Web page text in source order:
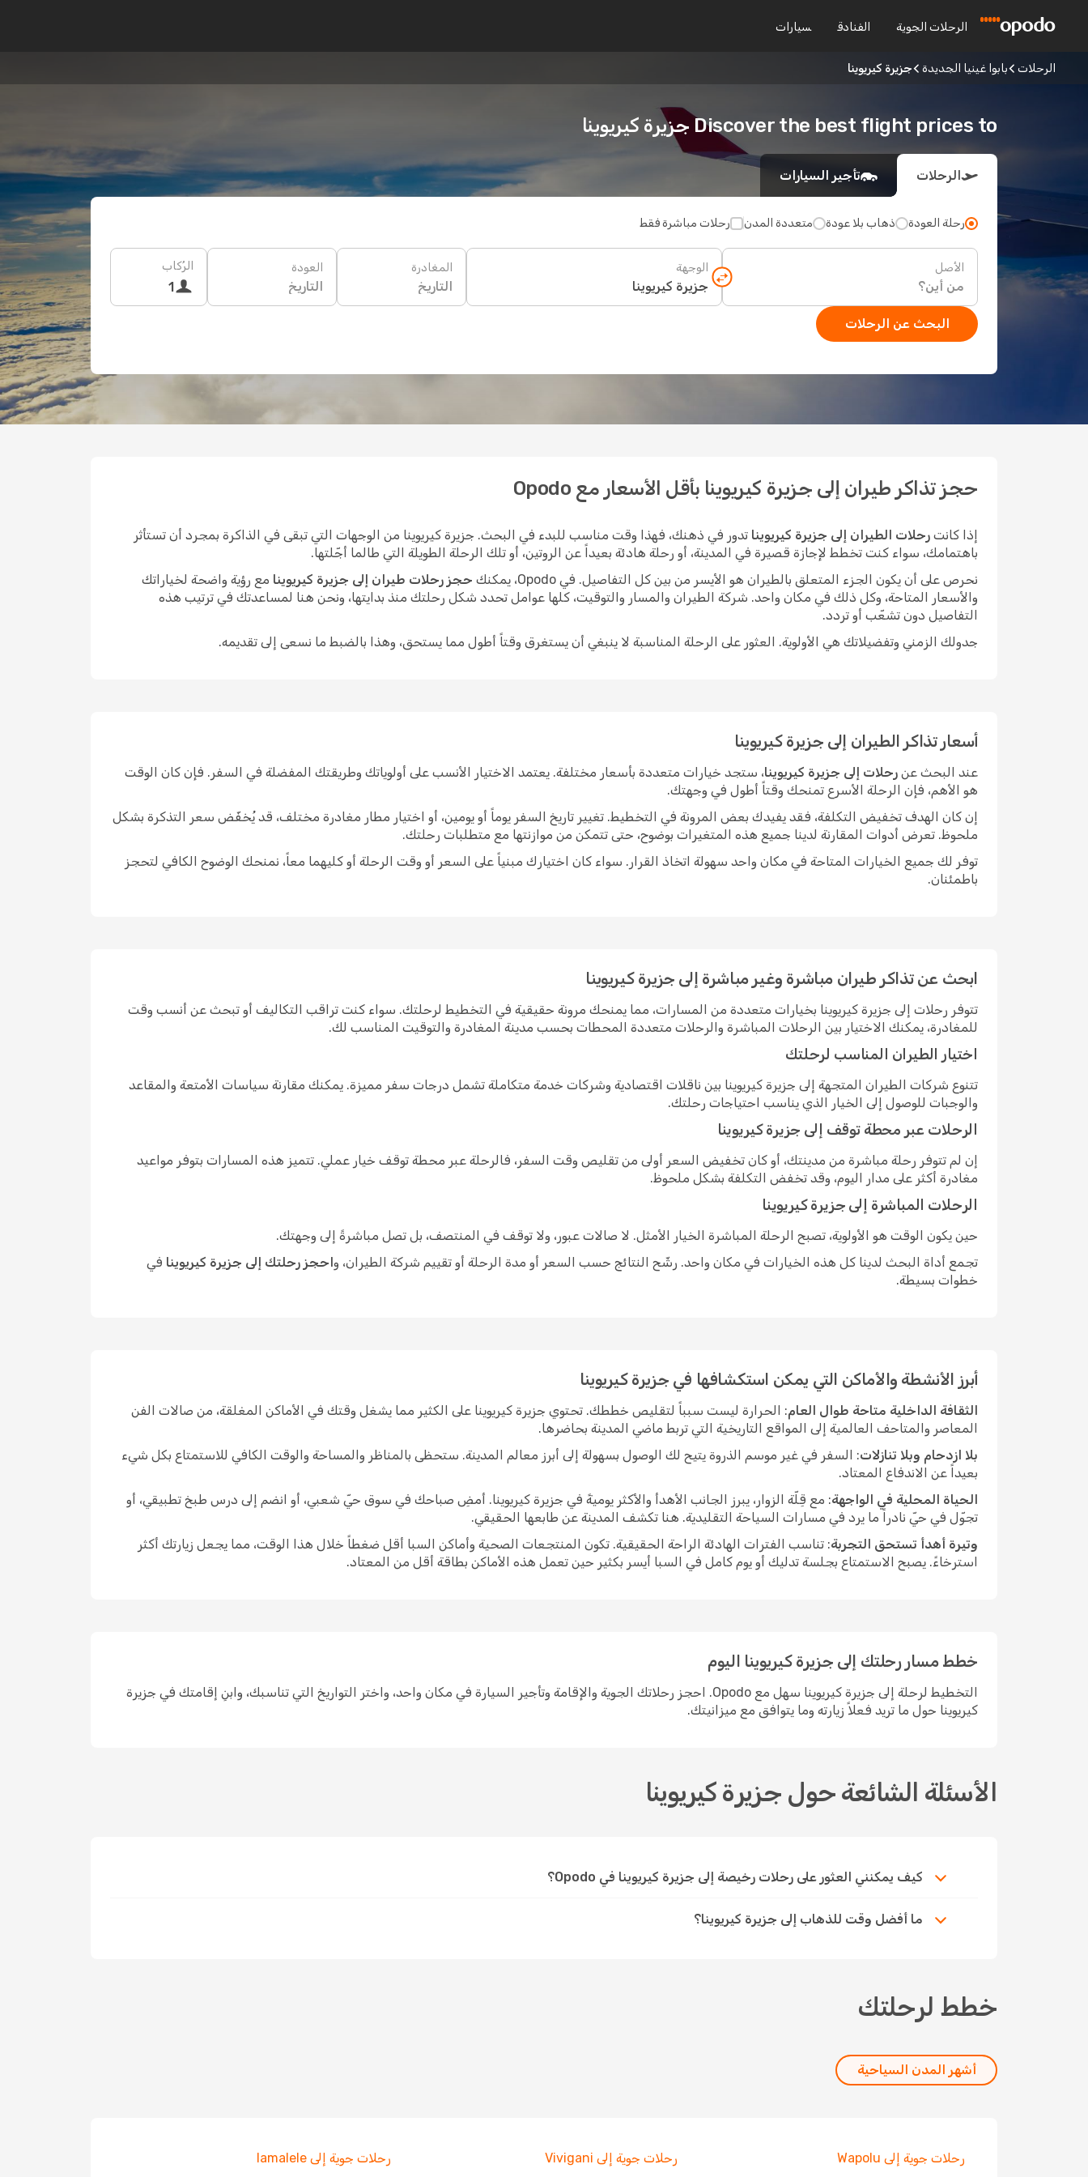
الرحلات الجوية الفنادق سيارات
الرحلات بابوا غينيا الجديدة جزيرة كيريوينا
Discover the best flight prices to جزيرة كيريوينا
الرحلات تأجير السيارات
رحلة العودة ذهاب بلا عودة متعددة المدن رحلات مباشرة فقط
الأصل الوجهة المغادرة
التاريخ
العودة
التاريخ
الرُكاب
1
البحث عن الرحلات
حجز تذاكر طيران إلى جزيرة كيريوينا بأقل الأسعار مع Opodo
إذا كانت رحلات الطيران إلى جزيرة كيريوينا تدور في ذهنك، فهذا وقت مناسب للبدء في البحث. جزيرة كيريوينا من الوجهات التي تبقى في الذاكرة بمجرد أن تستأثر
باهتمامك، سواء كنت تخطط لإجازة قصيرة في المدينة، أو رحلة هادئة بعيداً عن الروتين، أو تلك الرحلة الطويلة التي طالما أجّلتها.
نحرص على أن يكون الجزء المتعلق بالطيران هو الأيسر من بين كل التفاصيل. في Opodo، يمكنك
حجز رحلات طيران إلى جزيرة كيريوينا مع رؤية واضحة لخياراتك
والأسعار المتاحة، وكل ذلك في مكان واحد. شركة الطيران والمسار والتوقيت، كلها عوامل تحدد شكل رحلتك منذ بدايتها، ونحن هنا لمساعدتك في ترتيب هذه
التفاصيل دون تشعّب أو تردد.
جدولك الزمني وتفضيلاتك هي الأولوية. العثور على الرحلة المناسبة لا ينبغي أن يستغرق وقتاً أطول مما يستحق، وهذا بالضبط ما نسعى إلى تقديمه.
أسعار تذاكر الطيران إلى جزيرة كيريوينا
عند البحث عن رحلات إلى جزيرة كيريوينا، ستجد خيارات متعددة بأسعار مختلفة. يعتمد الاختيار الأنسب على أولوياتك وطريقتك المفضلة في السفر. فإن كان الوقت
هو الأهم، فإن الرحلة الأسرع تمنحك وقتاً أطول في وجهتك.
إن كان الهدف تخفيض التكلفة، فقد يفيدك بعض المرونة في التخطيط. تغيير تاريخ السفر يوماً أو يومين، أو اختيار مطار مغادرة مختلف، قد يُخفّض سعر التذكرة بشكل
ملحوظ. تعرض أدوات المقارنة لدينا جميع هذه المتغيرات بوضوح، حتى تتمكن من موازنتها مع متطلبات رحلتك.
توفر لك جميع الخيارات المتاحة في مكان واحد سهولة اتخاذ القرار. سواء كان اختيارك مبنياً على السعر أو وقت الرحلة أو كليهما معاً، نمنحك الوضوح الكافي لتحجز
باطمئنان.
ابحث عن تذاكر طيران مباشرة وغير مباشرة إلى جزيرة كيريوينا
تتوفر رحلات إلى جزيرة كيريوينا بخيارات متعددة من المسارات، مما يمنحك مرونة حقيقية في التخطيط لرحلتك. سواء كنت تراقب التكاليف أو تبحث عن أنسب وقت
للمغادرة، يمكنك الاختيار بين الرحلات المباشرة والرحلات متعددة المحطات بحسب مدينة المغادرة والتوقيت المناسب لك.
اختيار الطيران المناسب لرحلتك
تتنوع شركات الطيران المتجهة إلى جزيرة كيريوينا بين ناقلات اقتصادية وشركات خدمة متكاملة تشمل درجات سفر مميزة. يمكنك مقارنة سياسات الأمتعة والمقاعد
والوجبات للوصول إلى الخيار الذي يناسب احتياجات رحلتك.
الرحلات عبر محطة توقف إلى جزيرة كيريوينا
إن لم تتوفر رحلة مباشرة من مدينتك، أو كان تخفيض السعر أولى من تقليص وقت السفر، فالرحلة عبر محطة توقف خيار عملي. تتميز هذه المسارات بتوفر مواعيد
مغادرة أكثر على مدار اليوم، وقد تخفض التكلفة بشكل ملحوظ.
الرحلات المباشرة إلى جزيرة كيريوينا
حين يكون الوقت هو الأولوية، تصبح الرحلة المباشرة الخيار الأمثل. لا صالات عبور، ولا توقف في المنتصف، بل تصل مباشرةً إلى وجهتك.
تجمع أداة البحث لدينا كل هذه الخيارات في مكان واحد. رشّح النتائج حسب السعر أو مدة الرحلة أو تقييم شركة الطيران، واحجز رحلتك إلى جزيرة كيريوينا في
خطوات بسيطة.
أبرز الأنشطة والأماكن التي يمكن استكشافها في جزيرة كيريوينا
الثقافة الداخلية متاحة طوال العام: الحرارة ليست سبباً لتقليص خططك. تحتوي جزيرة كيريوينا على الكثير مما يشغل وقتك في الأماكن المغلقة، من صالات الفن
المعاصر والمتاحف العالمية إلى المواقع التاريخية التي تربط ماضي المدينة بحاضرها.
بلا ازدحام وبلا تنازلات: السفر في غير موسم الذروة يتيح لك الوصول بسهولة إلى أبرز معالم المدينة. ستحظى بالمناظر والمساحة والوقت الكافي للاستمتاع بكل شيء
بعيداً عن الاندفاع المعتاد.
الحياة المحلية في الواجهة: مع قِلّة الزوار، يبرز الجانب الأهدأ والأكثر يوميةً في جزيرة كيريوينا. أمضِ صباحك في سوق حيّ شعبي، أو انضم إلى درس طبخ تطبيقي، أو
تجوّل في حيّ نادراً ما يرد في مسارات السياحة التقليدية. هنا تكشف المدينة عن طابعها الحقيقي.
وتيرة أهدأ تستحق التجربة: تناسب الفترات الهادئة الراحة الحقيقية. تكون المنتجعات الصحية وأماكن السبا أقل ضغطاً خلال هذا الوقت، مما يجعل زيارتك أكثر
استرخاءً. يصبح الاستمتاع بجلسة تدليك أو يوم كامل في السبا أيسر بكثير حين تعمل هذه الأماكن بطاقة أقل من المعتاد.
خطط مسار رحلتك إلى جزيرة كيريوينا اليوم
التخطيط لرحلة إلى جزيرة كيريوينا سهل مع Opodo. احجز رحلاتك الجوية والإقامة وتأجير السيارة في مكان واحد، واختر التواريخ التي تناسبك، وابنِ إقامتك في جزيرة
كيريوينا حول ما تريد فعلاً زيارته وما يتوافق مع ميزانيتك.
الأسئلة الشائعة حول جزيرة كيريوينا
كيف يمكنني العثور على رحلات رخيصة إلى جزيرة كيريوينا في Opodo؟
ما أفضل وقت للذهاب إلى جزيرة كيريوينا؟
خطط لرحلتك
أشهر المدن السياحية
رحلات جوية إلى Wapolu رحلات جوية إلى Vivigani رحلات جوية إلى Iamalele